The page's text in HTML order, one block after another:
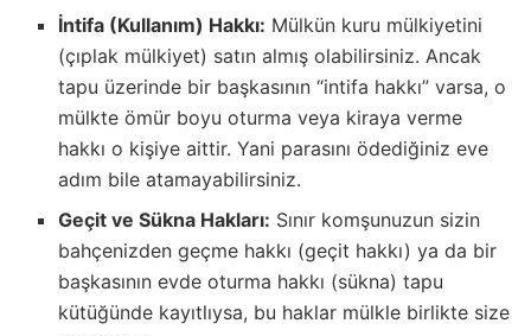
İntifa (Kullanım) Hakkı: Mülkün kuru mülkiyetini
(çıplak mülkiyet) satın almış olabilirsiniz. Ancak
tapu üzerinde bir başkasının “intifa hakkı” varsa, o
mülkte ömür boyu oturma veya kiraya verme
hakkı o kişiye aittir. Yani parasını ödediğiniz eve
adım bile atamayabilirsiniz.
Geçit ve Sükna Hakları: Sınır komşunuzun sizin
bahçenizden geçme hakkı (geçit hakkı) ya da bir
başkasının evde oturma hakkı (sükna) tapu
kütüğünde kayıtlıysa, bu haklar mülkle birlikte size